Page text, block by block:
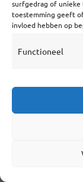
surfgedrag of unieke
toestemming geeft
invloed hebben op
Functioneel
Utrechtse
eens een
het